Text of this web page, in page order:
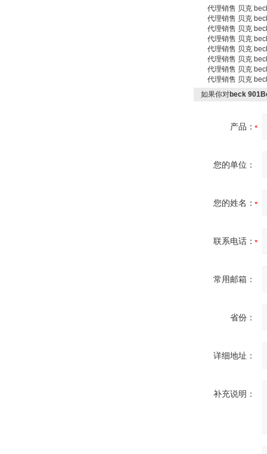
代理销售 贝克
代理销售 贝克
代理销售 贝克
代理销售 贝克
代理销售 贝克
代理销售 贝克
代理销售 贝克
代理销售 贝克
如果你对beck
产品：
您的单位：
您的姓名：
联系电话：
常用邮箱：
省份：
详细地址：
补充说明：